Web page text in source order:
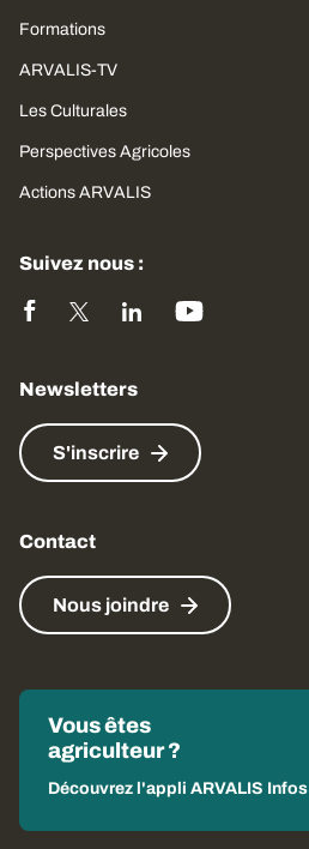
Formations
ARVALIS-TV
Les Culturales
Perspectives Agricoles
Actions ARVALIS
Suivez nous :
Newsletters
S'inscrire
Contact
Nous joindre
Vous êtes
agriculteur ?
Découvrez l'appli ARVALIS Infos